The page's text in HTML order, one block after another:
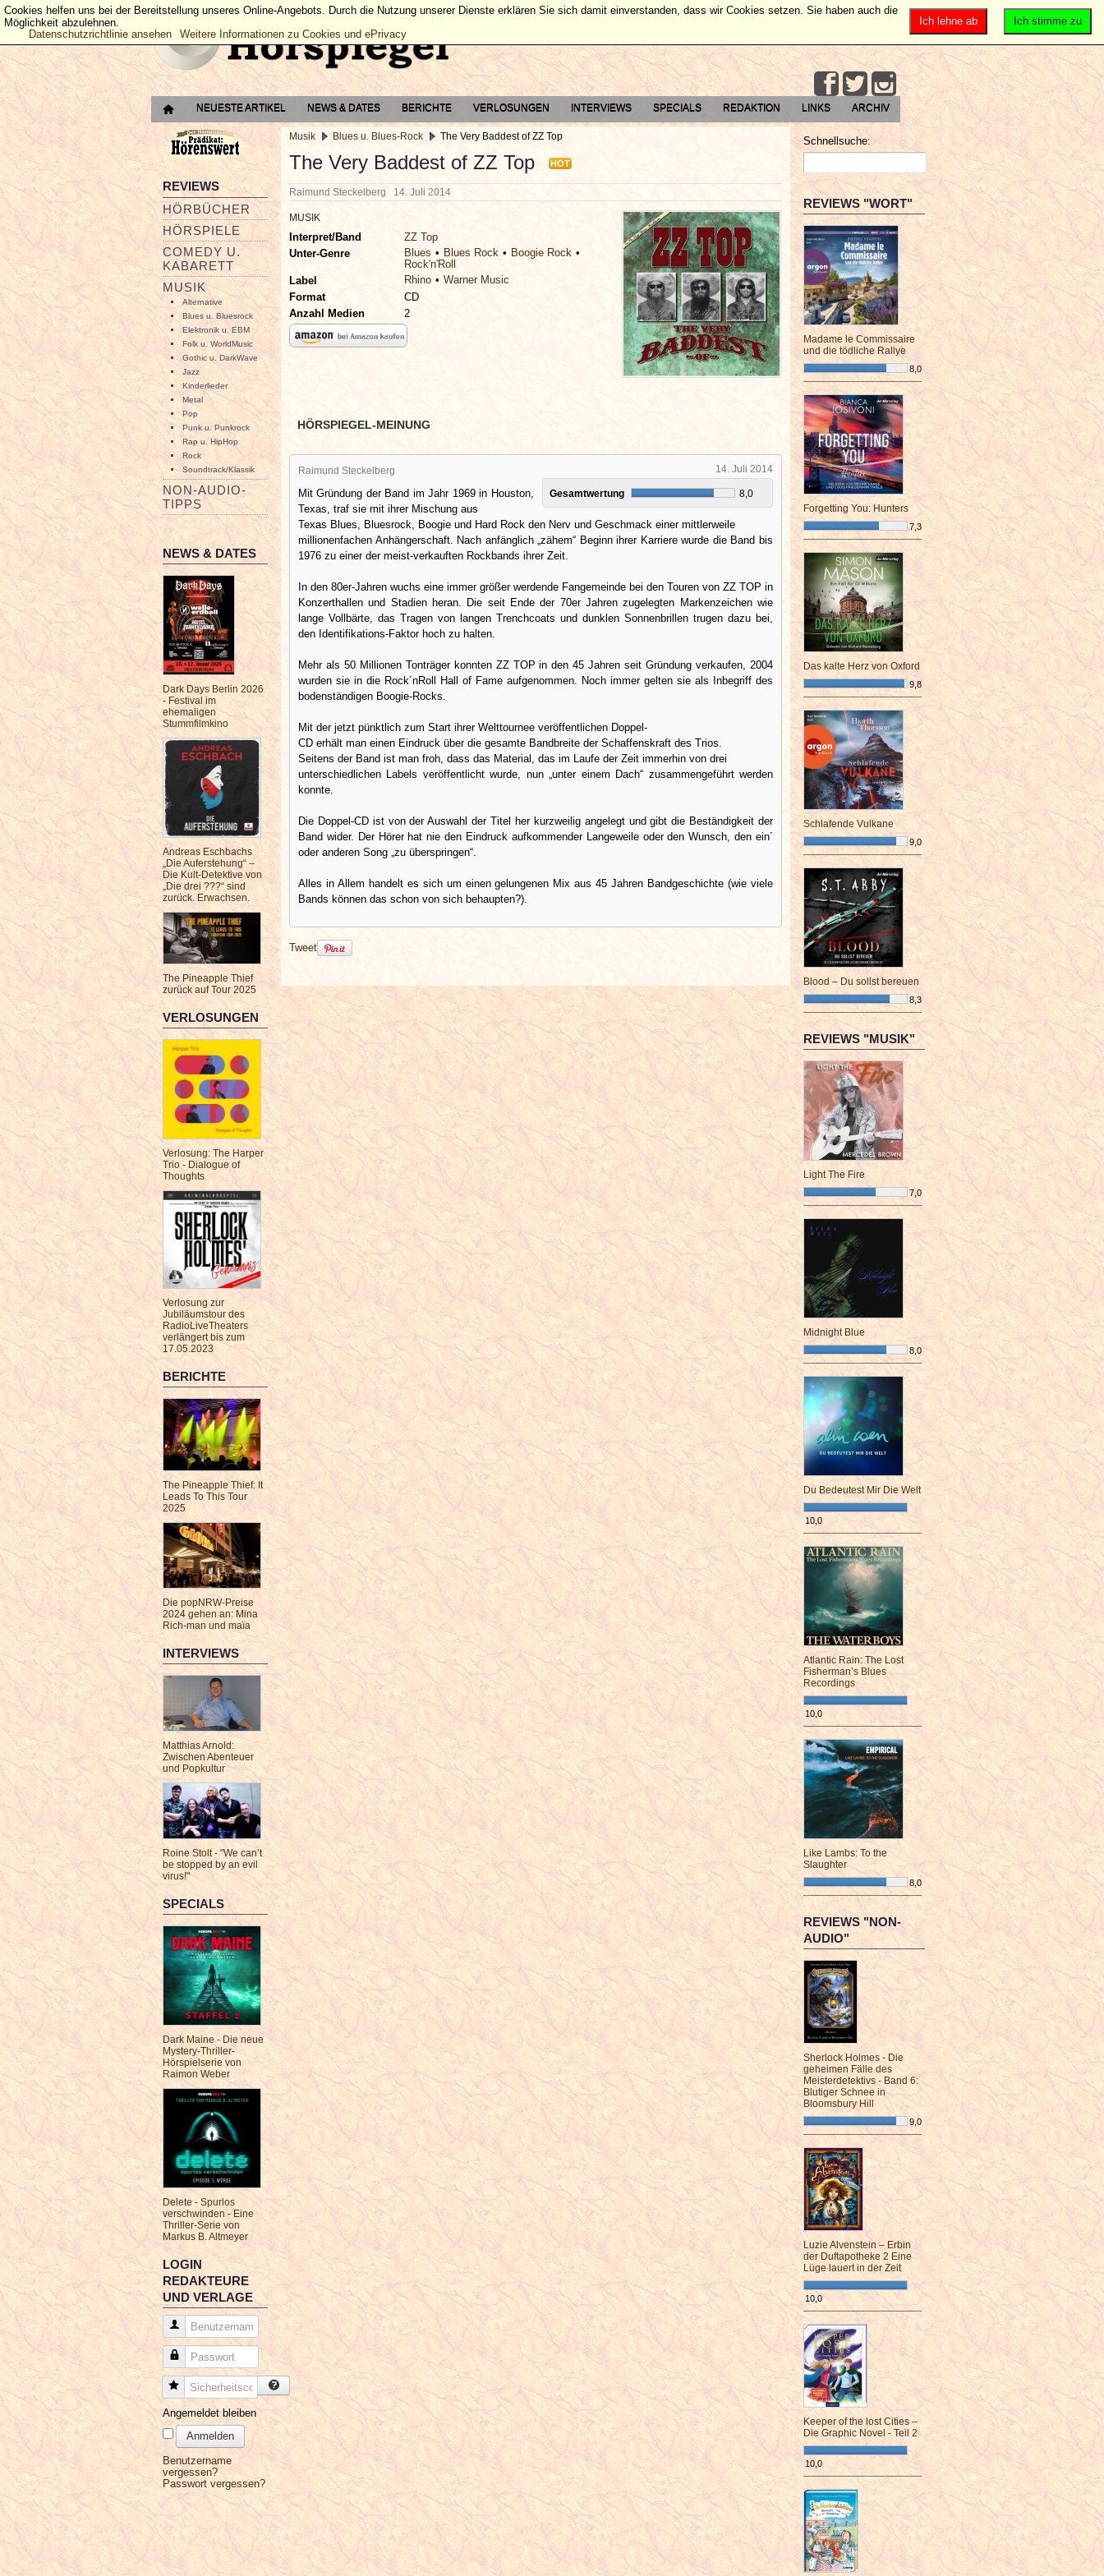
NEUESTE ARTIKEL NEWS & DATES BERICHTE VERLOSUNGEN INTERVIEWS SPECIALS REDAKTION LINKS ARCHIV
REVIEWS
HÖRBÜCHER
HÖRSPIELE
COMEDY U.
KABARETT
MUSIK
Alternative
Blues u. Bluesrock
Elektronik u. EBM
Folk u. WorldMusic
Gothic u. DarkWave
Jazz
Kinderlieder
Metal
Pop
Punk u. Punkrock
Rap u. HipHop
Rock
Soundtrack/Klassik
NON-AUDIO-
TIPPS
NEWS & DATES
Dark Days Berlin 2026
- Festival im
ehemaligen
Stummfilmkino
Andreas Eschbachs
„Die Auferstehung“ –
Die Kult-Detektive von
„Die drei ???“ sind
zurück. Erwachsen.
The Pineapple Thief
zurück auf Tour 2025
VERLOSUNGEN
Verlosung: The Harper
Trio - Dialogue of
Thoughts
Verlosung zur
Jubiläumstour des
RadioLiveTheaters
verlängert bis zum
17.05.2023
BERICHTE
The Pineapple Thief: It
Leads To This Tour
2025
Die popNRW-Preise
2024 gehen an: Mina
Rich-man und maïa
INTERVIEWS
Matthias Arnold:
Zwischen Abenteuer
und Popkultur
Roine Stolt - "We can’t
be stopped by an evil
virus!"
SPECIALS
Dark Maine - Die neue
Mystery-Thriller-
Hörspielserie von
Raimon Weber
Delete - Spurlos
verschwinden - Eine
Thriller-Serie von
Markus B. Altmeyer
LOGIN
REDAKTEURE
UND VERLAGE
Benutzername
Passwort
Sicherheitscode
Angemeldet bleiben
Anmelden
Benutzername
vergessen?
Passwort vergessen?
Musik Blues u. Blues-Rock The Very Baddest of ZZ Top
The Very Baddest of ZZ Top HOT
Raimund Steckelberg 14. Juli 2014
MUSIK
Interpret/Band
ZZ Top
Unter-Genre
Blues Blues Rock
Boogie Rock
Rock'n'Roll
Label
Rhino
Warner Music
Format
CD
Anzahl Medien
2
HÖRSPIEGEL-MEINUNG
14. Juli 2014
Raimund Steckelberg
Gesamtwertung 8,0
Mit Gründung der Band im Jahr 1969 in Houston,
Texas, traf sie mit ihrer Mischung aus
Texas Blues, Bluesrock, Boogie und Hard Rock den Nerv und Geschmack einer mittlerweile
millionenfachen Anhängerschaft. Nach anfänglich „zähem“ Beginn ihrer Karriere wurde die Band bis
1976 zu einer der meist-verkauften Rockbands ihrer Zeit.
In den 80er-Jahren wuchs eine immer größer werdende Fangemeinde bei den Touren von ZZ TOP in
Konzerthallen und Stadien heran. Die seit Ende der 70er Jahren zugelegten Markenzeichen wie
lange Vollbärte, das Tragen von langen Trenchcoats und dunklen Sonnenbrillen trugen dazu bei,
den Identifikations-Faktor hoch zu halten.
Mehr als 50 Millionen Tonträger konnten ZZ TOP in den 45 Jahren seit Gründung verkaufen, 2004
wurden sie in die Rock´nRoll Hall of Fame aufgenommen. Noch immer gelten sie als Inbegriff des
bodenständigen Boogie-Rocks.
Mit der jetzt pünktlich zum Start ihrer Welttournee veröffentlichen Doppel-
CD erhält man einen Eindruck über die gesamte Bandbreite der Schaffenskraft des Trios.
Seitens der Band ist man froh, dass das Material, das im Laufe der Zeit immerhin von drei
unterschiedlichen Labels veröffentlicht wurde, nun „unter einem Dach“ zusammengeführt werden
konnte.
Die Doppel-CD ist von der Auswahl der Titel her kurzweilig angelegt und gibt die Beständigkeit der
Band wider. Der Hörer hat nie den Eindruck aufkommender Langeweile oder den Wunsch, den ein´
oder anderen Song „zu überspringen“.
Alles in Allem handelt es sich um einen gelungenen Mix aus 45 Jahren Bandgeschichte (wie viele
Bands können das schon von sich behaupten?).
Tweet
Schnellsuche:
REVIEWS "WORT"
Madame le Commissaire
und die tödliche Rallye
8,0
¯¯¯¯¯¯¯¯¯¯¯¯¯¯¯¯¯¯¯¯¯¯¯¯
Forgetting You: Hunters
7,3
¯¯¯¯¯¯¯¯¯¯¯¯¯¯¯¯¯¯¯¯¯¯¯¯
Das kalte Herz von Oxford
9,8
¯¯¯¯¯¯¯¯¯¯¯¯¯¯¯¯¯¯¯¯¯¯¯¯
Schlafende Vulkane
9,0
¯¯¯¯¯¯¯¯¯¯¯¯¯¯¯¯¯¯¯¯¯¯¯¯
Blood – Du sollst bereuen
8,3
¯¯¯¯¯¯¯¯¯¯¯¯¯¯¯¯¯¯¯¯¯¯¯¯
REVIEWS "MUSIK"
Light The Fire
7,0
¯¯¯¯¯¯¯¯¯¯¯¯¯¯¯¯¯¯¯¯¯¯¯¯
Midnight Blue
8,0
¯¯¯¯¯¯¯¯¯¯¯¯¯¯¯¯¯¯¯¯¯¯¯¯
Du Bedeutest Mir Die Welt
10,0
¯¯¯¯¯¯¯¯¯¯¯¯¯¯¯¯¯¯¯¯¯¯¯¯
Atlantic Rain: The Lost
Fisherman’s Blues
Recordings
10,0
¯¯¯¯¯¯¯¯¯¯¯¯¯¯¯¯¯¯¯¯¯¯¯¯
Like Lambs: To the
Slaughter
8,0
¯¯¯¯¯¯¯¯¯¯¯¯¯¯¯¯¯¯¯¯¯¯¯¯
REVIEWS "NON-
AUDIO"
Sherlock Holmes - Die
geheimen Fälle des
Meisterdetektivs - Band 6:
Blutiger Schnee in
Bloomsbury Hill
9,0
¯¯¯¯¯¯¯¯¯¯¯¯¯¯¯¯¯¯¯¯¯¯¯¯
Luzie Alvenstein – Erbin
der Duftapotheke 2 Eine
Lüge lauert in der Zeit
10,0
¯¯¯¯¯¯¯¯¯¯¯¯¯¯¯¯¯¯¯¯¯¯¯¯
Keeper of the lost Cities –
Die Graphic Novel - Teil 2
10,0
¯¯¯¯¯¯¯¯¯¯¯¯¯¯¯¯¯¯¯¯¯¯¯¯
Ich stimme zu
Ich lehne ab
Cookies helfen uns bei der Bereitstellung unseres Online-Angebots. Durch die Nutzung unserer Dienste erklären Sie sich damit einverstanden, dass wir Cookies setzen. Sie haben auch die
Möglichkeit abzulehnen.
Datenschutzrichtlinie ansehen
Weitere Informationen zu Cookies und ePrivacy